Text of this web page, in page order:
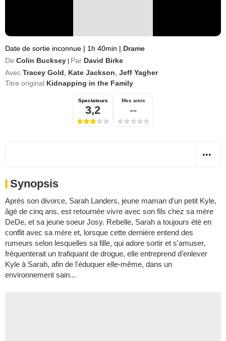
Date de sortie inconnue | 1h 40min | Drame
De Colin Bucksey Par David Birke
Avec Tracey Gold Kate Jackson Jeff Yagher
Titre original Kidnapping in the Family
Spectateurs
3,2
Mes amis
--
Synopsis
Après son divorce, Sarah Landers, jeune maman d'un petit Kyle,
âgé de cinq ans, est retournée vivre avec son fils chez sa mère
DeDe, et sa jeune soeur Josy. Rebelle, Sarah a toujours été en
conflit avec sa mère et, lorsque cette dernière entend des
rumeurs selon lesquelles sa fille, qui adore sortir et s'amuser,
fréquenterait un trafiquant de drogue, elle entreprend d'enlever
Kyle à Sarah, afin de l'éduquer elle-même, dans un
environnement sain...